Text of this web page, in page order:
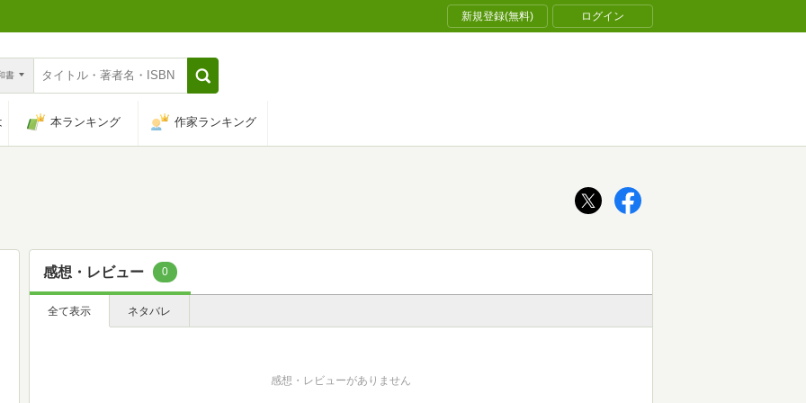
新規登録(無料) ログイン
書
本ランキング 作家ランキング
感想・レビュー 0
全て表示 ネタバレ
感想・レビューがありません